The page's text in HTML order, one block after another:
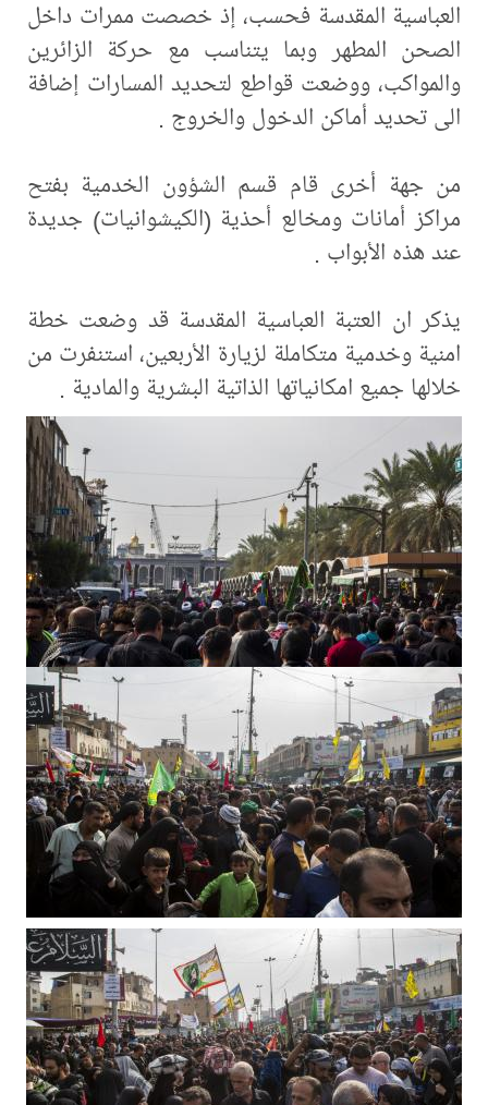
العباسية المقدسة فحسب، إذ خصصت ممرات داخل
الصحن المطهر وبما يتناسب مع حركة الزائرين
والمواكب، ووضعت قواطع لتحديد المسارات إضافة
الى تحديد أماكن الدخول والخروج .
من جهة أخرى قام قسم الشؤون الخدمية بفتح
مراكز أمانات ومخالع أحذية (الكيشوانيات) جديدة
عند هذه الأبواب .
يذكر ان العتبة العباسية المقدسة قد وضعت خطة
امنية وخدمية متكاملة لزيارة الأربعين، استنفرت من
خلالها جميع امكانياتها الذاتية البشرية والمادية .